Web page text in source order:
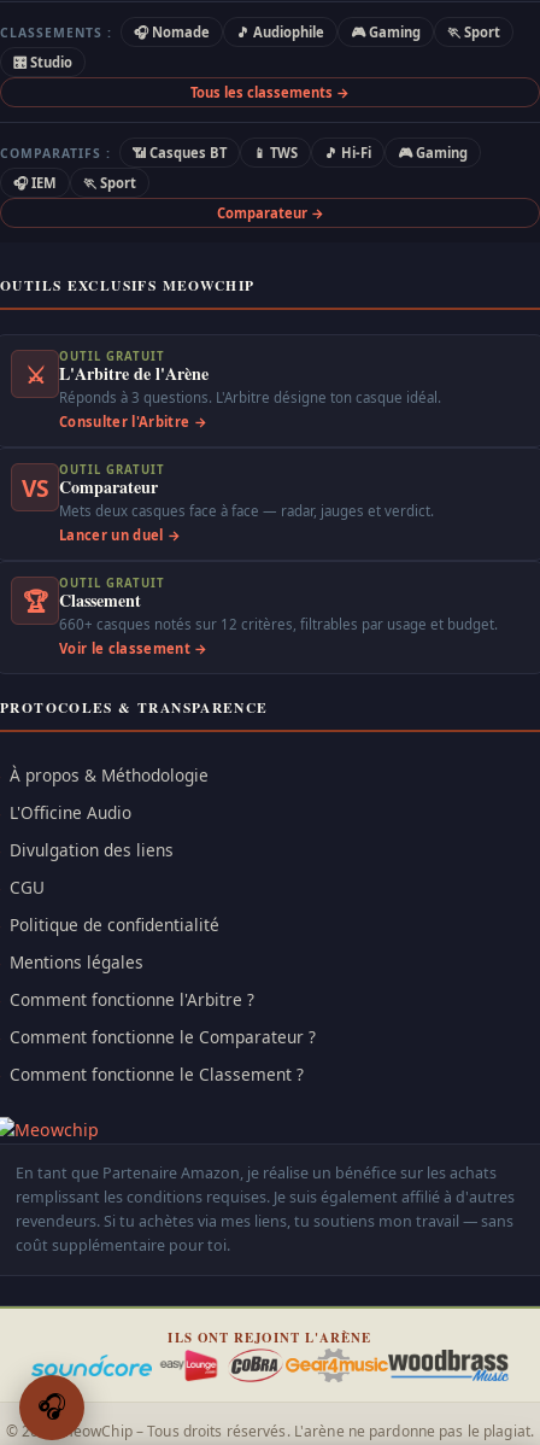
CLASSEMENTS : 🎧 Nomade 🎵 Audiophile 🎮 Gaming
🏃 Sport
🎛 Studio
Tous les classements →
COMPARATIFS : 📶 Casques BT 📱 TWS 🎵 Hi-Fi
🎮 Gaming
🎧 IEM
🏃 Sport
Comparateur →
OUTILS EXCLUSIFS MEOWCHIP
⚔
OUTIL GRATUIT
L'Arbitre de l'Arène
Réponds à 3 questions. L'Arbitre désigne ton casque idéal.
Consulter l'Arbitre →
VS
OUTIL GRATUIT
Comparateur
Mets deux casques face à face — radar, jauges et verdict.
Lancer un duel →
🏆
OUTIL GRATUIT
Classement
660+ casques notés sur 12 critères, filtrables par usage et budget.
Voir le classement →
PROTOCOLES & TRANSPARENCE
À propos & Méthodologie
L'Officine Audio
Divulgation des liens
CGU
Politique de confidentialité
Mentions légales
Comment fonctionne l'Arbitre ?
Comment fonctionne le Comparateur ?
Comment fonctionne le Classement ?
En tant que Partenaire Amazon, je réalise un bénéfice sur les achats
remplissant les conditions requises. Je suis également affilié à d'autres
revendeurs. Si tu achètes via mes liens, tu soutiens mon travail — sans
coût supplémentaire pour toi.
ILS ONT REJOINT L'ARÈNE
© 2026 MeowChip – Tous droits réservés. L'arène ne pardonne pas le plagiat.
🎧